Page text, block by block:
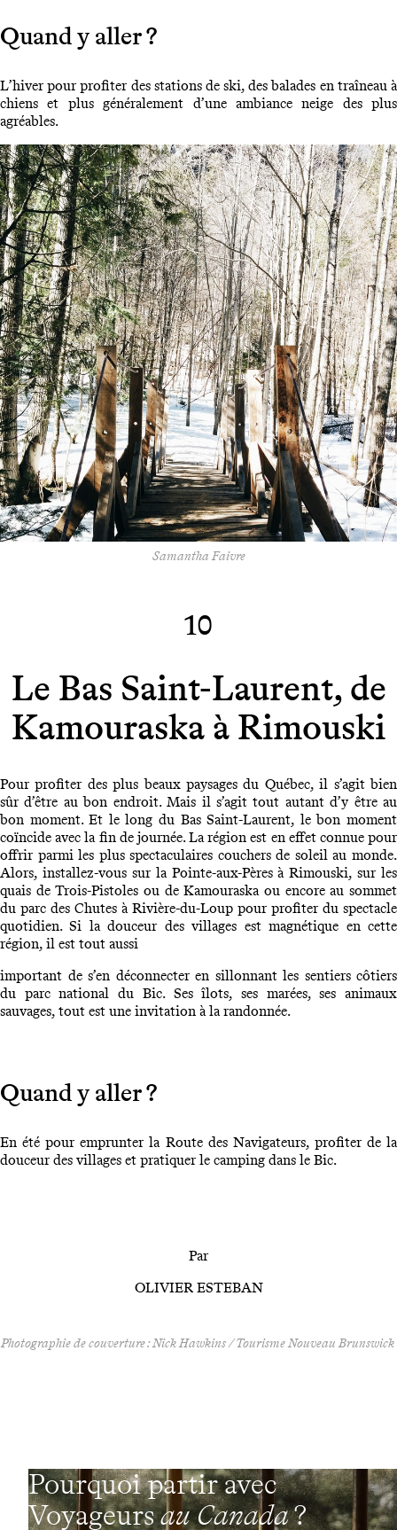
Quand y aller ?
L’hiver pour profiter des stations de ski, des balades en traîneau à
chiens et plus généralement d’une ambiance neige des plus
agréables.
Samantha Faivre
10
Le Bas Saint-Laurent, de
Kamouraska à Rimouski
Pour profiter des plus beaux paysages du Québec, il s’agit bien
sûr d’être au bon endroit. Mais il s’agit tout autant d’y être au
bon moment. Et le long du Bas Saint-Laurent, le bon moment
coïncide avec la fin de journée. La région est en effet connue pour
offrir parmi les plus spectaculaires couchers de soleil au monde.
Alors, installez-vous sur la Pointe-aux-Pères à Rimouski, sur les
quais de Trois-Pistoles ou de Kamouraska ou encore au sommet
du parc des Chutes à Rivière-du-Loup pour profiter du spectacle
quotidien. Si la douceur des villages est magnétique en cette
région, il est tout aussi
important de s’en déconnecter en sillonnant les sentiers côtiers
du parc national du Bic. Ses îlots, ses marées, ses animaux
sauvages, tout est une invitation à la randonnée.
Quand y aller ?
En été pour emprunter la Route des Navigateurs, profiter de la
douceur des villages et pratiquer le camping dans le Bic.
Par
OLIVIER ESTEBAN
Photographie de couverture : Nick Hawkins / Tourisme Nouveau Brunswick
Pourquoi partir avec
Voyageursau Canada?